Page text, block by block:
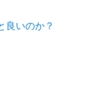
良いのか？